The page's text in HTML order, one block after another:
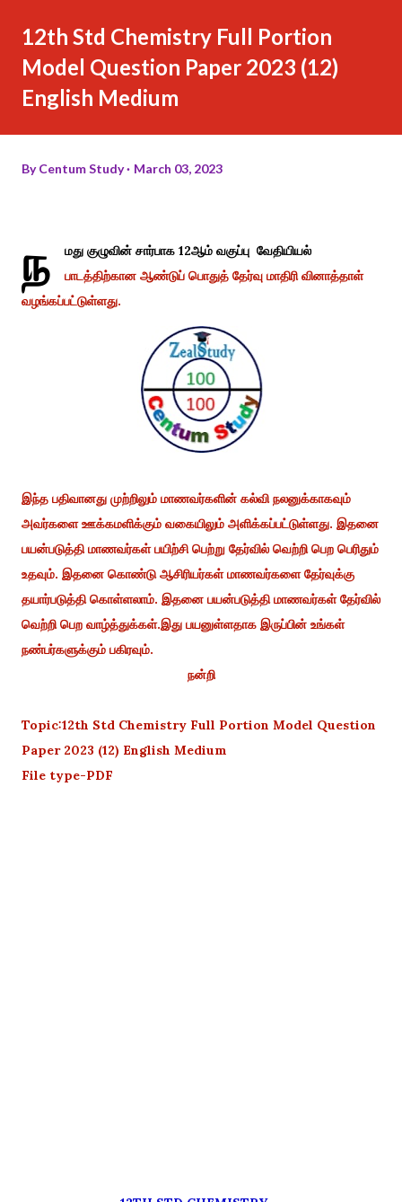
12th Std Chemistry Full Portion
Model Question Paper 2023 (12)
English Medium
ByCentum Study March 03, 2023
ந
மது குழுவின் சார்பாக 12ஆம் வகுப்பு வேதியியல்
பாடத்திற்கான ஆண்டுப் பொதுத் தேர்வு மாதிரி வினாத்தாள்
வழங்கப்பட்டுள்ளது.
இந்த பதிவானது முற்றிலும் மாணவர்களின் கல்வி நலனுக்காகவும்
அவர்களை ஊக்கமளிக்கும் வகையிலும் அளிக்கப்பட்டுள்ளது. இதனை
பயன்படுத்தி மாணவர்கள் பயிற்சி பெற்று தேர்வில் வெற்றி பெற பெரிதும்
உதவும். இதனை கொண்டு ஆசிரியர்கள் மாணவர்களை தேர்வுக்கு
தயார்படுத்தி கொள்ளலாம். இதனை பயன்படுத்தி மாணவர்கள் தேர்வில்
வெற்றி பெற வாழ்த்துக்கள்.இது பயனுள்ளதாக இருப்பின் உங்கள்
நண்பர்களுக்கும் பகிரவும்.
நன்றி
Topic:12th Std Chemistry Full Portion Model Question
Paper 2023 (12) English Medium
File type-PDF